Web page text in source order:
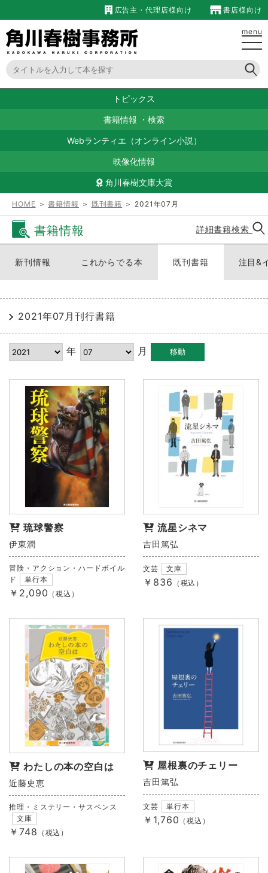
広告主・代理店様向け 書店様向け
menu
トピックス
書籍情報 ・ 検索
Webランティエ（オンライン小説）
映像化情報
角川春樹文庫大賞
HOME ＞書籍情報 ＞ 既刊書籍 ＞ 2021年07月
書籍情報 詳細書籍検索
新刊情報 これからでる本 既刊書籍 注目&
2021年07月刊行書籍
年 月
琉球警察
伊東潤
冒険・アクション・ハードボイル
ド
単行本
￥2,090 （税込）
流星シネマ
吉田篤弘
文芸 文庫
￥836 （税込）
わたしの本の空白は
近藤史恵
推理・ミステリー・サスペンス
文庫
￥748 （税込）
屋根裏のチェリー
吉田篤弘
文芸 単行本
￥1,760 （税込）